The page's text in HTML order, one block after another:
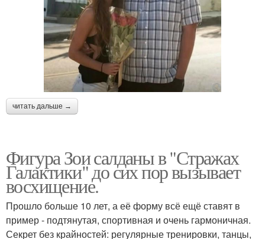
читать дальше →
Фигура Зои салданы в "Стражах
Галактики" до сих пор вызывает
восхищение.
Прошло больше 10 лет, а её форму всё ещё ставят в
пример - подтянутая, спортивная и очень гармоничная.
Секрет без крайностей: регулярные тренировки, танцы,